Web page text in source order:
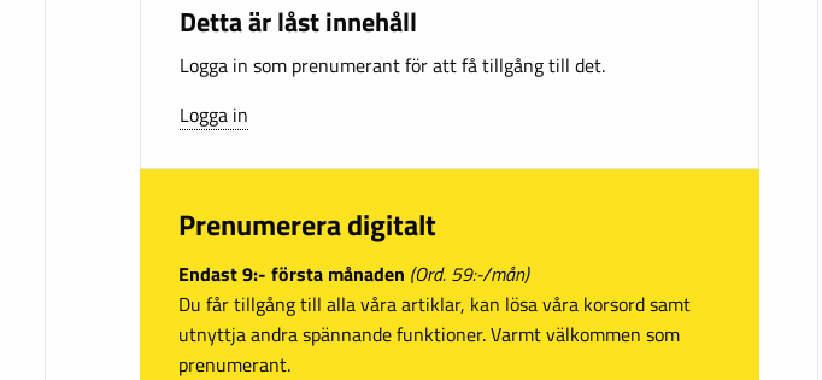
Detta är låst innehåll
Logga in som prenumerant för att få tillgång till det.
Logga in
Prenumerera digitalt
Endast 9:- första månaden (Ord. 59:-/mån)
Du får tillgång till alla våra artiklar, kan lösa våra korsord samt
utnyttja andra spännande funktioner. Varmt välkommen som
prenumerant.